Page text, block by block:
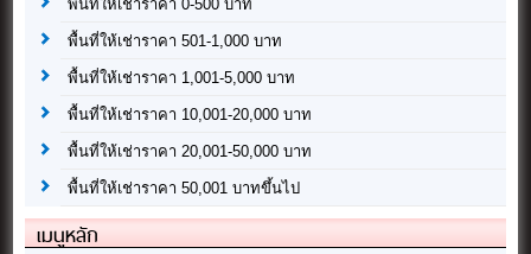
พื้นที่ให้เช่าราคา 0-500 บาท
พื้นที่ให้เช่าราคา 501-1,000 บาท
พื้นที่ให้เช่าราคา 1,001-5,000 บาท
พื้นที่ให้เช่าราคา 10,001-20,000 บาท
พื้นที่ให้เช่าราคา 20,001-50,000 บาท
พื้นที่ให้เช่าราคา 50,001 บาทขึ้นไป
เมนูหลัก